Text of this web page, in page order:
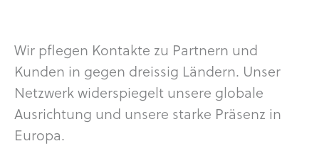
Wir pflegen Kontakte zu Partnern und
Kunden in gegen dreissig Ländern. Unser
Netzwerk widerspiegelt unsere globale
Ausrichtung und unsere starke Präsenz in
Europa.